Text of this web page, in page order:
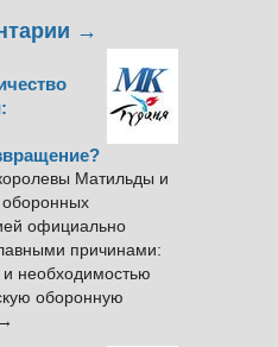
→
Матильды и
оборонных
официально
причинами:
и необходимостью
оборонную